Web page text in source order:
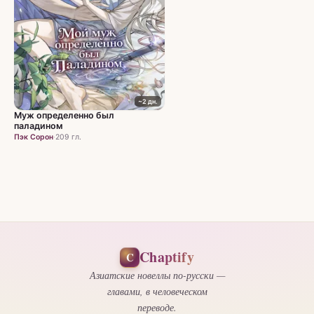
~2 дн.
Муж определенно был
паладином
Пэк Сорон·209 гл.
C Chaptify
Азиатские новеллы по-русски —
главами, в человеческом
переводе.